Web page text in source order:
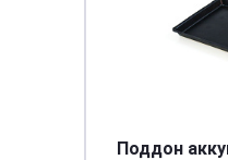
Поддон